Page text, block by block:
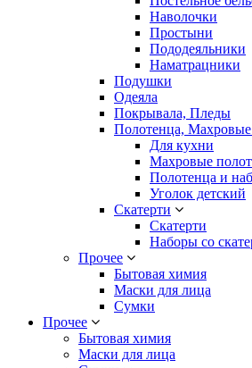
Наволочки
Простыни
Пододеяльники
Наматрацники
Подушки
Одеяла
Покрывала, Пледы
Полотенца,
Для кухни
Махровые
Полотенца и
Уголок детский
Скатерти
Скатерти
Наборы со
Прочее
Бытовая химия
Маски для лица
Сумки
Прочее
Бытовая химия
Маски для лица